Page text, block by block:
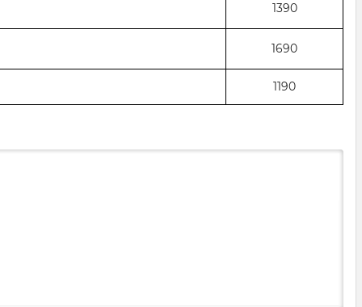
1390
1690
1190